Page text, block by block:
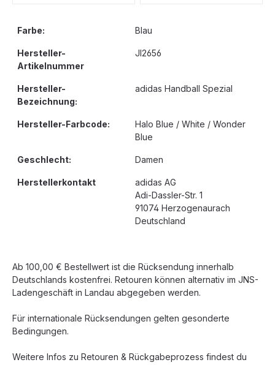
Farbe: Blau
Hersteller-
Artikelnummer
JI2656
Hersteller-
Bezeichnung:
adidas Handball Spezial
Hersteller-Farbcode:
Halo Blue / White / Wonder
Blue
Geschlecht: Damen
Herstellerkontakt
adidas AG
Adi-Dassler-Str. 1
91074 Herzogenaurach
Deutschland
Ab 100,00 € Bestellwert ist die Rücksendung innerhalb
Deutschlands kostenfrei. Retouren können alternativ im JNS-
Ladengeschäft in Landau abgegeben werden.
Für internationale Rücksendungen gelten gesonderte
Bedingungen.
Weitere Infos zu Retouren & Rückgabeprozess findest du